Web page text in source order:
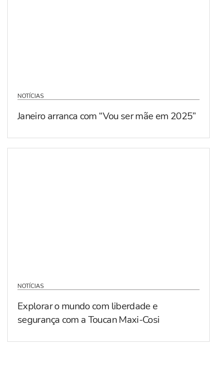
NOTÍCIAS
Janeiro arranca com “Vou ser mãe em 2025”
NOTÍCIAS
Explorar o mundo com liberdade e
segurança com a Toucan Maxi-Cosi